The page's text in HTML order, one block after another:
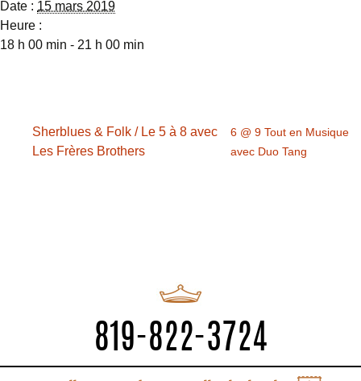
Date : 15 mars 2019
Heure :
18 h 00 min - 21 h 00 min
Sherblues & Folk / Le 5 à 8 avec
Les Frères Brothers
6 @ 9 Tout en Musique
avec Duo Tang
819-822-3724